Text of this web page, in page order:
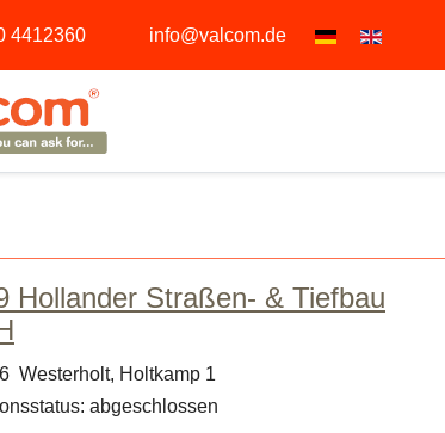
4412360 info@valcom.de Sprache
Hollander Straßen- & Tiefbau
Westerholt, Holtkamp 1
abgeschlossen